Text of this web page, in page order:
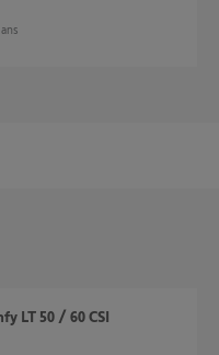
LT 50 / 60 CSI